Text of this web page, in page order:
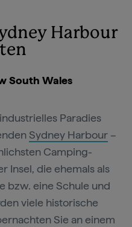
Harbour
South Wales
Paradies
Sydney Harbour –
Camping-
Insel, die ehemals als
bzw. eine Schule und
viele historische
Sie an einem